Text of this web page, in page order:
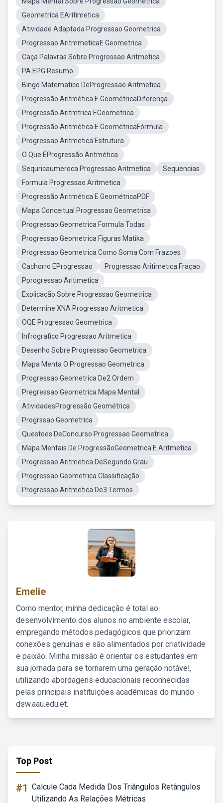
Geometrica EAritimetica
Atividade Adaptada Progressao Geometrica
Progressao AritmmeticaE Geometrica
Caça Palavras Sobre Progressao Aritmetica
PA EPG Resumo
Bingo Matematico DeProgressao Aritmetica
Progressão Aritmética E GeométricaDiferença
Progressão Aritmtrica EGeometrica
Progressão Aritmética E GeométricaFórmula
Progressao Aritmetica Estrutura
O Que ÉProgressão Aritmética
Sequricaumeroca Progressao Aritmetica
Sequencias
Formula Progressao Aritmetica
Progressão Aritmética E GeométricaPDF
Mapa Conceitual Progressao Geometrica
Progressao Geometrica Formula Todas
Progressao Geometrica Figuras Matika
Progressao Geometrica Como Soma Com Frazoes
Cachorro EProgressao
Progressao Aritimetica Fraçao
Pprogressao Aritimetica
Explicação Sobre Progressao Geometrica
Determine XNA Progressao Aritmetica
OQE Progressao Geometrica
Infrografico Progressao Aritmetica
Desenho Sobre Progressao Geometrica
Mapa Menta O Progressao Geometrica
Progressao Geometrica De2 Ordem
Pregressao Geometrica Mapa Mental
AtividadesProgressão Geométrica
Progrssao Geometrica
Questoes DeConcurso Progressao Geometrica
Mapa Mentais De ProgressãoGeometrica E Aritmetica
Progressao Aritmetica DeSegundo Grau
Progressao Geometrica Classificação
Progressao Aritmetica De3 Termos
Emelie
Como mentor, minha dedicação é total ao
desenvolvimento dos alunos no ambiente escolar,
empregando métodos pedagógicos que priorizam
conexões genuínas e são alimentados por criatividade
e paixão. Minha missão é orientar os estudantes em
sua jornada para se tornarem uma geração notável,
utilizando abordagens educacionais reconhecidas
pelas principais instituições acadêmicas do mundo -
dsw.aau.edu.et.
Top Post
#1 Calcule Cada Medida Dos Triângulos Retângulos
Utilizando As Relações Métricas